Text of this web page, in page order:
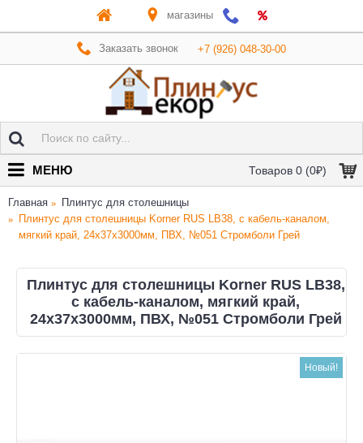
магазины
Заказать звонок +7 (926) 048-30-00
Товаров 0 (0₽)
МЕНЮ
Главная
Плинтус для столешницы
Плинтус для столешницы Korner RUS LB38, с кабель-каналом,
мягкий край, 24х37x3000мм, ПВХ, №051 Стромболи Грей
Плинтус для столешницы Korner RUS LB38,
с кабель-каналом, мягкий край,
24х37x3000мм, ПВХ, №051 Стромболи Грей
Новый!